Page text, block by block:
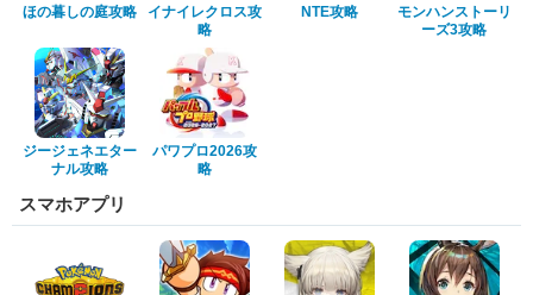
ほの暮しの庭攻略
イナイレクロス攻
略
NTE攻略
モンハンストーリ
ーズ3攻略
ジージェネエター
ナル攻略
パワプロ2026攻
略
スマホアプリ